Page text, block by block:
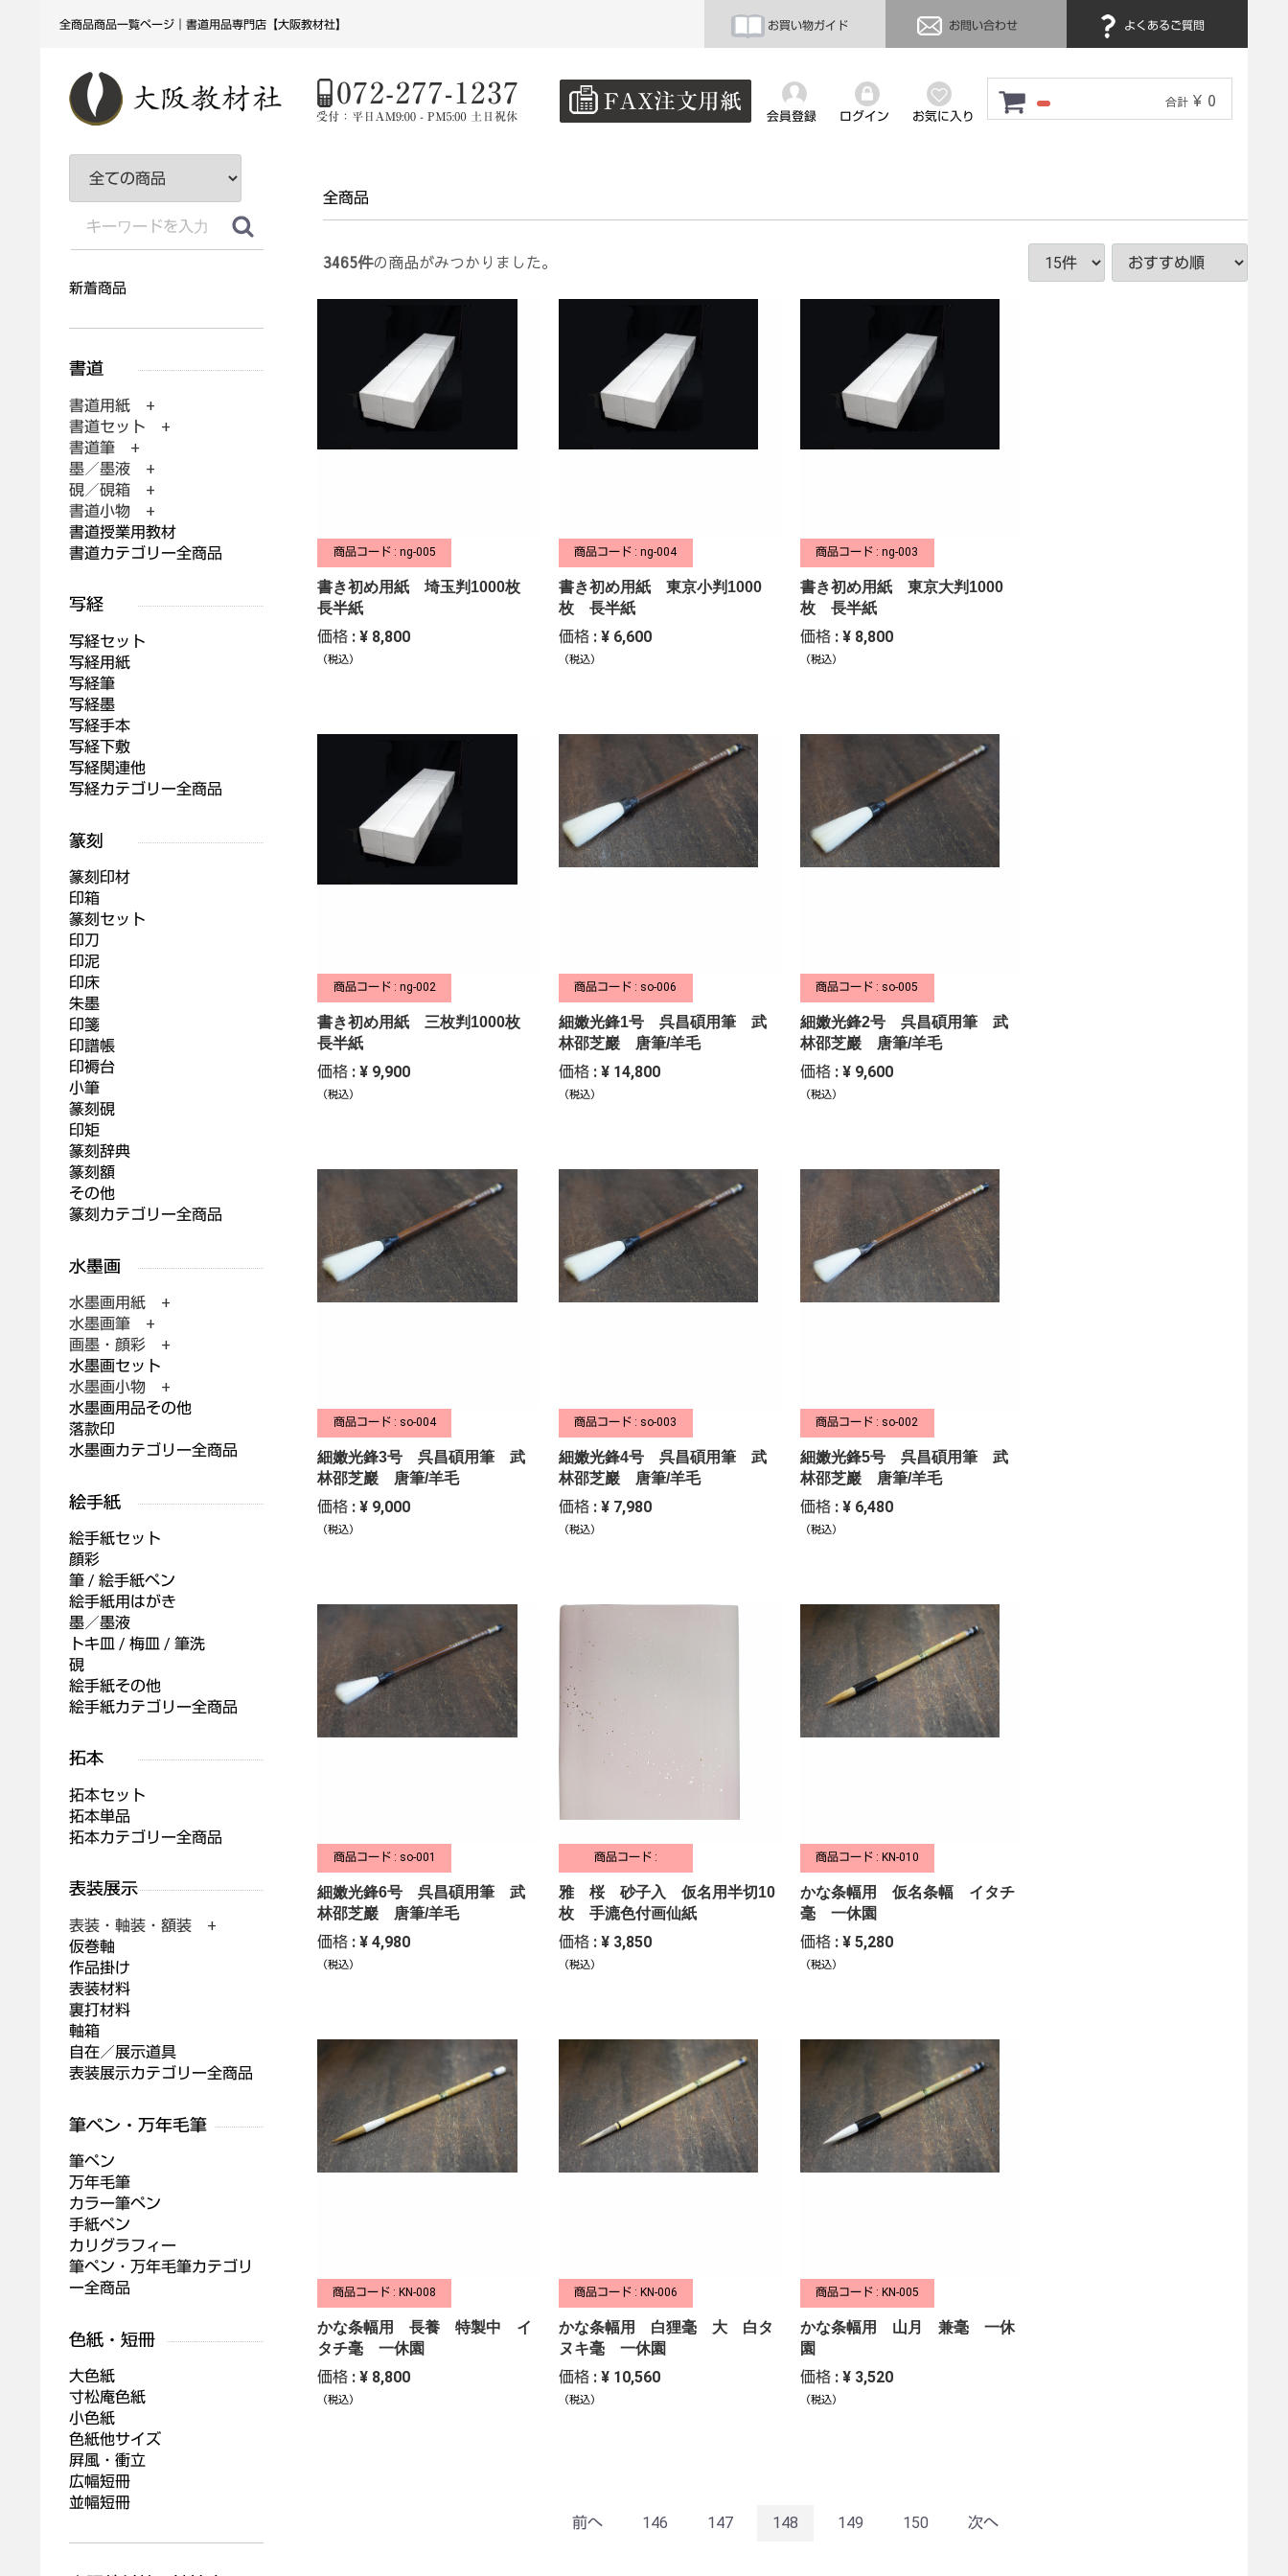
全商品商品一覧ページ｜書道用品専門店【大阪教材社】 お買い物ガイド お問い合わせ よくあるご質問
合計 ¥ 0
会員登録 ログイン お気に入り
全商品
3465件の商品がみつかりました。
商品コード : ng-005
書き初め用紙 埼玉判1000枚
長半紙
価格 : ¥ 8,800
（税込）
商品コード : ng-004
書き初め用紙 東京小判1000
枚 長半紙
価格 : ¥ 6,600
（税込）
商品コード : ng-003
書き初め用紙 東京大判1000
枚 長半紙
価格 : ¥ 8,800
（税込）
商品コード : ng-002
書き初め用紙 三枚判1000枚
長半紙
価格 : ¥ 9,900
（税込）
商品コード : so-006
細嫩光鋒1号 呉昌碩用筆 武
林邵芝巖 唐筆/羊毛
価格 : ¥ 14,800
（税込）
商品コード : so-005
細嫩光鋒2号 呉昌碩用筆 武
林邵芝巖 唐筆/羊毛
価格 : ¥ 9,600
（税込）
商品コード : so-004
細嫩光鋒3号 呉昌碩用筆 武
林邵芝巖 唐筆/羊毛
価格 : ¥ 9,000
（税込）
商品コード : so-003
細嫩光鋒4号 呉昌碩用筆 武
林邵芝巖 唐筆/羊毛
価格 : ¥ 7,980
（税込）
商品コード : so-002
細嫩光鋒5号 呉昌碩用筆 武
林邵芝巖 唐筆/羊毛
価格 : ¥ 6,480
（税込）
商品コード : so-001
細嫩光鋒6号 呉昌碩用筆 武
林邵芝巖 唐筆/羊毛
価格 : ¥ 4,980
（税込）
商品コード :
雅 桜 砂子入 仮名用半切10
枚 手漉色付画仙紙
価格 : ¥ 3,850
（税込）
商品コード : KN-010
かな条幅用 仮名条幅 イタチ
毫 一休園
価格 : ¥ 5,280
（税込）
商品コード : KN-008
かな条幅用 長養 特製中 イ
タチ毫 一休園
価格 : ¥ 8,800
（税込）
商品コード : KN-006
かな条幅用 白狸毫 大 白タ
ヌキ毫 一休園
価格 : ¥ 10,560
（税込）
商品コード : KN-005
かな条幅用 山月 兼毫 一休
園
価格 : ¥ 3,520
（税込）
前へ 146 147 148 149 150 次へ
新着商品
書道用紙 +
書道セット +
書道筆 +
墨／墨液 +
硯／硯箱 +
書道小物 +
書道授業用教材
書道カテゴリー全商品
写経セット
写経用紙
写経筆
写経墨
写経手本
写経下敷
写経関連他
写経カテゴリー全商品
篆刻印材
印箱
篆刻セット
印刀
印泥
印床
朱墨
印箋
印譜帳
印褥台
小筆
篆刻硯
印矩
篆刻辞典
篆刻額
その他
篆刻カテゴリー全商品
水墨画用紙 +
水墨画筆 +
画墨・顔彩 +
水墨画セット
水墨画小物 +
水墨画用品その他
落款印
水墨画カテゴリー全商品
絵手紙セット
顔彩
筆 / 絵手紙ペン
絵手紙用はがき
墨／墨液
トキ皿 / 梅皿 / 筆洗
硯
絵手紙その他
絵手紙カテゴリー全商品
拓本セット
拓本単品
拓本カテゴリー全商品
表装・軸装・額装 +
仮巻軸
作品掛け
表装材料
裏打材料
軸箱
自在／展示道具
表装展示カテゴリー全商品
筆ペン
万年毛筆
カラー筆ペン
手紙ペン
カリグラフィー
筆ペン・万年毛筆カテゴリ
ー全商品
大色紙
寸松庵色紙
小色紙
色紙他サイズ
屛風・衝立
広幅短冊
並幅短冊